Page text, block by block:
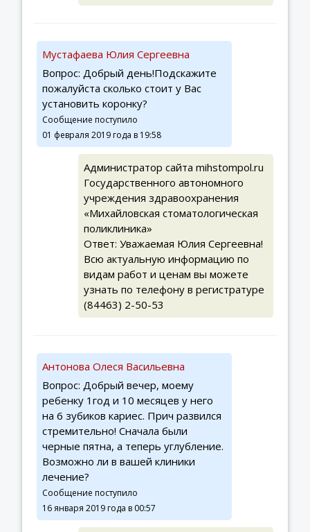
Мустафаева Юлия Сергеевна
Вопрос: Добрый день!Подскажите
пожалуйста сколько стоит у Вас
установить коронку?
Сообщение поступило
01 февраля 2019 года в 19:58
Администратор сайта mihstompol.ru
Государственного автономного
учреждения здравоохранения
«Михайловская стоматологическая
поликлиника»
Ответ: Уважаемая Юлия Сергеевна!
Всю актуальную информацию по
видам работ и ценам вы можете
узнать по телефону в регистратуре
(84463) 2-50-53
Антонова Олеся Васильевна
Вопрос: Добрый вечер, моему
ребенку 1год и 10 месяцев у него
на 6 зубиков кариес. Прич развился
стремительно! Сначала были
черные пятна, а теперь углубление.
Возможно ли в вашей клиники
лечение?
Сообщение поступило
16 января 2019 года в 00:57